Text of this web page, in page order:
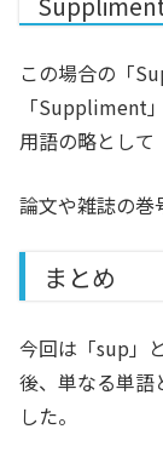
この場合の「
「Suppliment
用語の略として
論文や雑誌の巻
まとめ
今回は「sup」
後、単なる単語
した。